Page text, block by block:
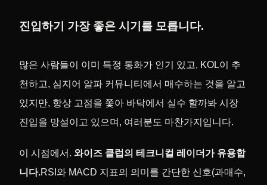
진입하기 가장 좋은 시기를 모릅니다.
많은 사람들이 이미 특정 통화가 인기 있고, KOL이 추
천하고, 심지어 알파 커뮤니티에서 매수하는 것을 알고
있지만, 항상 고점을 쫓아 바닥에서 실수 할까봐 시장
진입을 망설이고 있으며, 여러분도 마찬가지입니다.
이 시점에서.와이즈 클럽의 테크니컬 레이더가 유용합
니다.RSI와 MACD 지표의 의미를 간단한 신호(과매수,